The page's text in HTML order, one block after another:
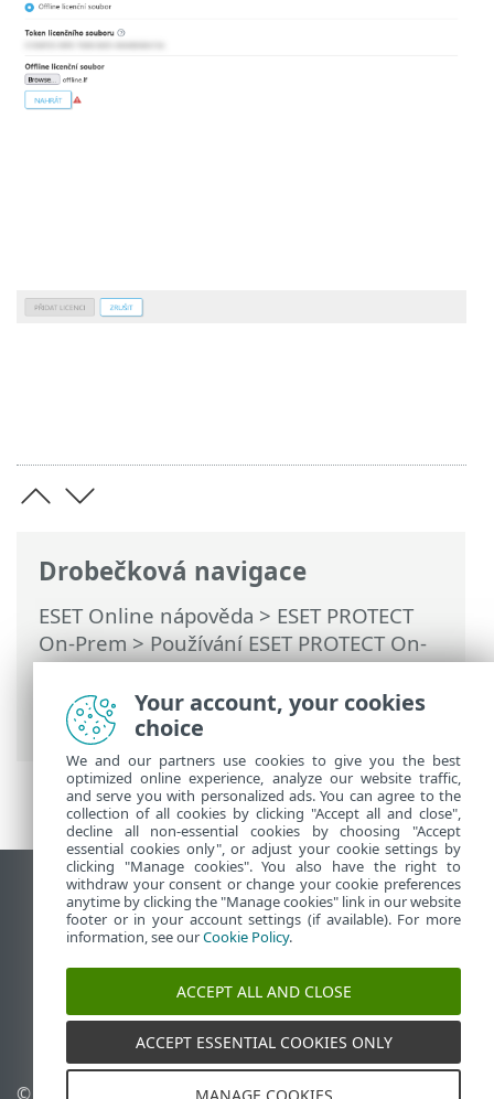
Drobečková navigace
ESET Online nápověda > ESET PROTECT
On-Prem>Používání ESET PROTECT On-
Prem>Hlavní menu ESET PROTECT On-
Prem>Další> Správa licence> Offline
licence
Zobrazit verzi pro počítač
End of Life
ESET Databáze znalostí
ESET Forum
ESET Status Portal
Regionální podpora
© 1992 - 2026 ESET, spol. s Spravovat cookies
Your account, your cookies
choice
We and our partners use cookies to give you the best
optimized online experience, analyze our website traffic,
and serve you with personalized ads. You can agree to the
collection of all cookies by clicking "Accept all and close",
decline all non-essential cookies by choosing "Accept
essential cookies only", or adjust your cookie settings by
clicking "Manage cookies". You also have the right to
withdraw your consent or change your cookie preferences
anytime by clicking the "Manage cookies" link in our website
footer or in your account settings (if available). For more
information, see ourCookie Policy.
ACCEPT ALL AND CLOSE
ACCEPT ESSENTIAL COOKIES ONLY